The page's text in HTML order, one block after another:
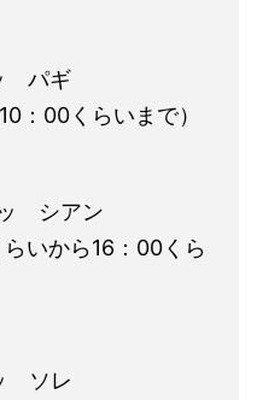
パギ
：00くらいまで）
シアン
いから16：00くら
ソレ